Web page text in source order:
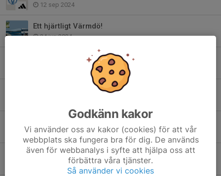
12 sep 2024
Ett hjärtligt Värmdö!
24 jun 2024
Bli medlem i Club 1948 - Värmdö IF:s Vänner
Värdegrundsambassadör - Värmdös viktigaste
27 dec 2023
Värmdö IF har sorg
17 apr 2023
Godkänn kakor
Vi använder oss av kakor (cookies) för att vår
webbplats ska fungera bra för dig. De används
även för webbanalys i syfte att hjälpa oss att
förbättra våra tjänster.
Så använder vi cookies